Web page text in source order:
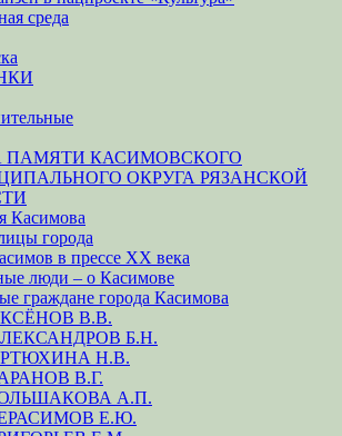
среда
ПАМЯТИ КАСИМОВСКОГО
ОКРУГА РЯЗАНСКОЙ
Касимова
города
в прессе XX века
люди – о Касимове
граждане города Касимова
В.В.
Б.Н.
Н.В.
В.Г.
А.П.
Е.Ю.